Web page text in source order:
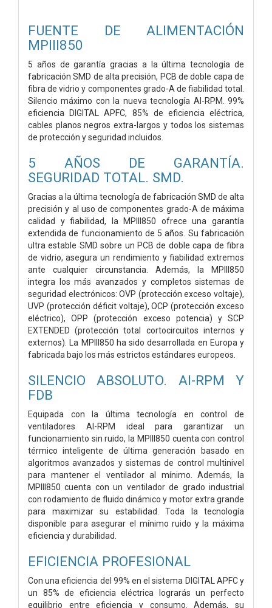
FUENTE DE ALIMENTACIÓN
MPIII850
5 años de garantía gracias a la última tecnología de
fabricación SMD de alta precisión, PCB de doble capa de
fibra de vidrio y componentes grado-A de fiabilidad total.
Silencio máximo con la nueva tecnología AI-RPM. 99%
eficiencia DIGITAL APFC, 85% de eficiencia eléctrica,
cables planos negros extra-largos y todos los sistemas
de protección y seguridad incluidos.
5 AÑOS DE GARANTÍA.
SEGURIDAD TOTAL. SMD.
Gracias a la última tecnología de fabricación SMD de alta
precisión y al uso de componentes grado-A de máxima
calidad y fiabilidad, la MPIII850 ofrece una garantía
extendida de funcionamiento de 5 años. Su fabricación
ultra estable SMD sobre un PCB de doble capa de fibra
de vidrio, asegura un rendimiento y fiabilidad extremos
ante cualquier circunstancia. Además, la MPIII850
integra los más avanzados y completos sistemas de
seguridad electrónicos: OVP (protección exceso voltaje),
UVP (protección déficit voltaje), OCP (protección exceso
eléctrico), OPP (protección exceso potencia) y SCP
EXTENDED (protección total cortocircuitos internos y
externos). La MPIII850 ha sido desarrollada en Europa y
fabricada bajo los más estrictos estándares europeos.
SILENCIO ABSOLUTO. AI-RPM Y
FDB
Equipada con la última tecnología en control de
ventiladores AI-RPM ideal para garantizar un
funcionamiento sin ruido, la MPIII850 cuenta con control
térmico inteligente de última generación basado en
algoritmos avanzados y sistemas de control multinivel
para mantener el ventilador al mínimo. Además, la
MPIII850 cuenta con un ventilador de grado industrial
con rodamiento de fluido dinámico y motor extra grande
para maximizar su estabilidad. Toda la tecnología
disponible para asegurar el mínimo ruido y la máxima
eficiencia y durabilidad.
EFICIENCIA PROFESIONAL
Con una eficiencia del 99% en el sistema DIGITAL APFC y
un 85% de eficiencia eléctrica lograrás un perfecto
equilibrio entre eficiencia y consumo. Además, su